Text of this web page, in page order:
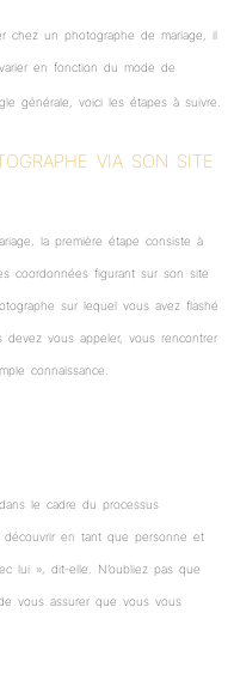
chez un photographe de mariage, il
en fonction du mode de
générale, voici les étapes à suivre.
VIA SON SITE
la première étape consiste à
coordonnées figurant sur son site
sur lequel vous avez flashé
vous appeler, vous rencontrer
connaissance.
le cadre du processus
découvrir en tant que personne et
lui », dit-elle. N’oubliez pas que
vous assurer que vous vous